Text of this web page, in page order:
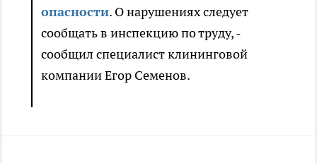
опасности. О нарушениях следует
сообщать в инспекцию по труду, -
сообщил специалист клининговой
компании Егор Семенов.